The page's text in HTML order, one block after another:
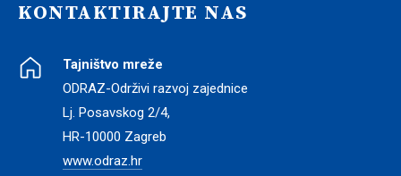
KONTAKTIRAJTE NAS
Tajništvo mreže
ODRAZ-Održivi razvoj zajednice
Lj. Posavskog 2/4,
HR-10000 Zagreb
www.odraz.hr